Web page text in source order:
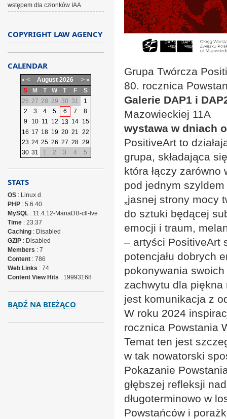
Grupa Twórcza
80. rocznica
Galerie DAP1 i
Mazowieckiej 11A
wystawa w dniach
PositiveArt to
grupa, składająca
która łączy
pod jednym
„jasnej strony mocy
do sztuki będącej
emocji i traum,
– artyści PositiveArt
potencjału dobrych
pokonywania
zachwytu dla piękna
jest komunikacja z
W roku 2024
rocznica Powstania
Temat ten jest
w tak nowatorski
Pokazanie
głębszej refleksji
długoterminowo w
Powstańców i
wstępem dla członków IAA
COPYRIGHT LAW AGENCY
CALENDAR
« < August 2026 > »
S
M T W T F
S
26 27 28 29 30 31
1
2
3 4 5 6 7
8
9
10 11 12 13 14 15
16 17 18 19 20 21 22
23 24 25 26 27 28 29
30 31 1 2 3 4 5
STATS
OS: Linux d
PHP: 5.6.40
MySQL: 11.4.12-MariaDB-cll-lve
Time: 23:37
Caching: Disabled
GZIP: Disabled
Members : 7
Content: 786
Web Links : 74
Content View Hits : 19993168
BĄDŹ NA BIEŻĄCO